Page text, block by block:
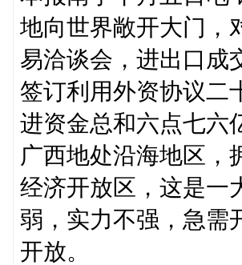
地向世界敞开大门，
易洽谈会，进出口成
签订利用外资协议二
进资金总和六点七六
广西地处沿海地区，
经济开放区，这是一
弱，实力不强，急需
开放。